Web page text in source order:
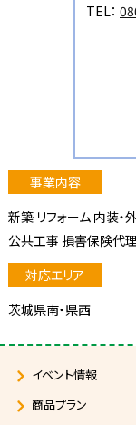
TEL：
新築 リフォーム 内装
公共工事 損害保険代
茨城県南・県西
イベント情報
商品プラン